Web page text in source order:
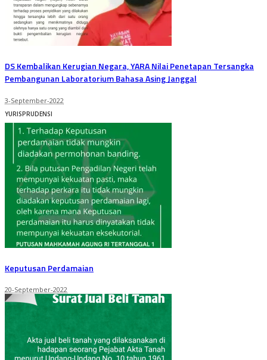
DS Kembalikan Kerugian Negara, YARA Nilai Penetapan Tersangka
Pembangunan Laboratorium Bahasa Asing Janggal
3-September-2022
YURISPRUDENSI
Keputusan Perdamaian
20-September-2022